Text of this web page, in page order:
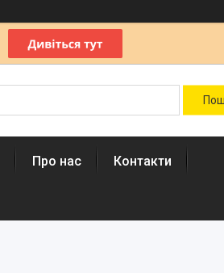
Про нас Контакти